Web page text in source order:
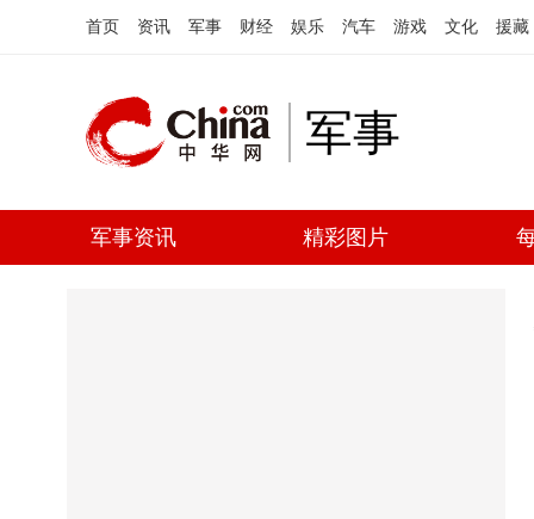
首页 资讯 军事 财经 娱乐 汽车 游戏 文化 援藏
军事
军事资讯 精彩图片